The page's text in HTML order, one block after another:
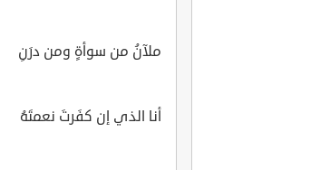
ملآنُ من سوأةٍ ومن درَنِ
أنا الذي إن كفَرتَ نعمتَهُ